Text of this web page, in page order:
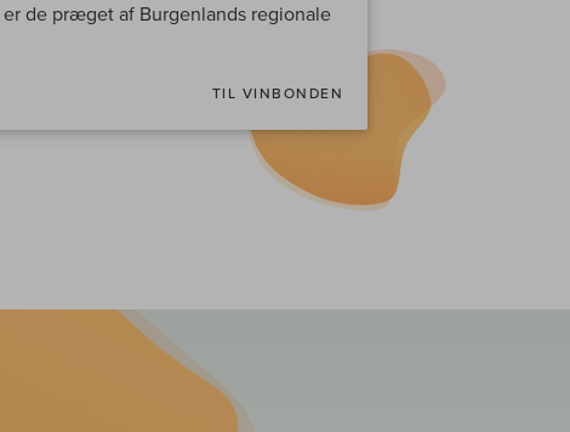
de præget af Burgenlands regionale
TIL VINBONDEN